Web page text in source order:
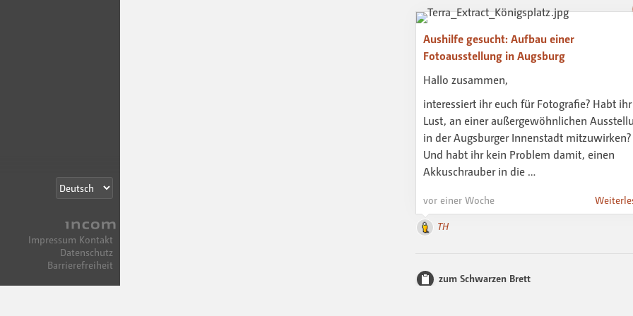
Impressum Kontakt
Datenschutz
Barrierefreiheit
Aushilfe gesucht: Aufbau einer
Fotoausstellung in Augsburg
Hallo zusammen,
interessiert ihr euch für Fotografie? Habt ihr
Lust, an einer außergewöhnlichen
in der Augsburger Innenstadt mitzuwirken?
Und habt ihr kein Problem damit, einen
Akkuschrauber in die …
vor einer Woche
TH
zum Schwarzen Brett